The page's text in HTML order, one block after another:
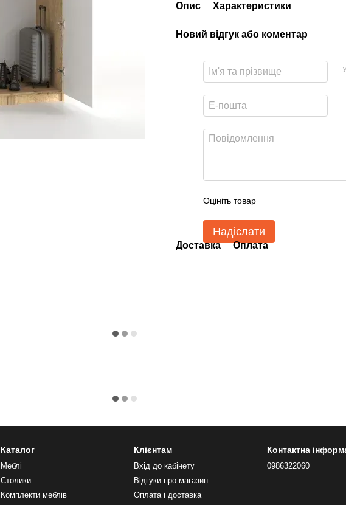
Опис Характеристики
Новий відгук або коментар
Оцініть товар
Надіслати
Доставка Оплата
Каталог
Меблі
Столики
Комплекти меблів
Клієнтам
Вхід до кабінету
Відгуки про магазин
Оплата і доставка
Контактна
0986322060